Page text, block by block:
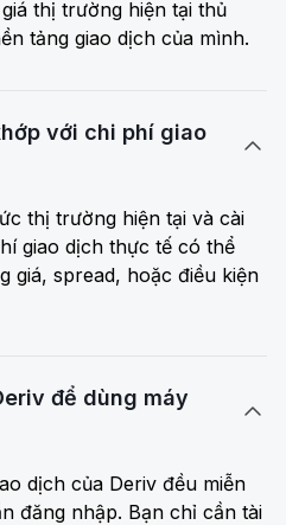
thị trường hiện tại thủ
tảng giao dịch của mình.
với chi phí giao

thị trường hiện tại và cài
giao dịch thực tế có thể
giá, spread, hoặc điều kiện
để dùng máy

dịch của Deriv đều miễn
đăng nhập. Bạn chỉ cần tài